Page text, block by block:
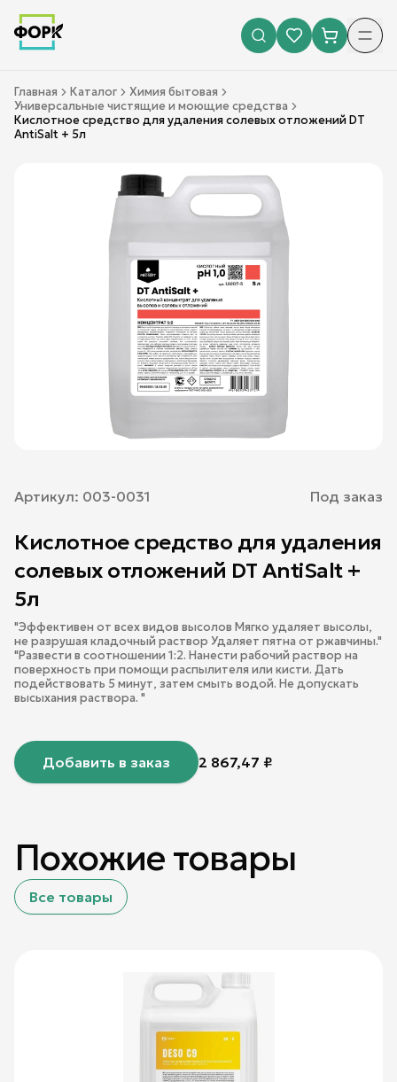
Главная Каталог
Химия бытовая
Универсальные чистящие и моющие средства
Кислотное средство для удаления солевых отложений DT
AntiSalt + 5л
Артикул: 003-0031 Под заказ
Кислотное средство для удаления
солевых отложений DT AntiSalt +
5л
"Эффективен от всех видов высолов Мягко удаляет высолы,
не разрушая кладочный раствор Удаляет пятна от ржавчины."
"Развести в соотношении 1:2. Нанести рабочий раствор на
поверхность при помощи распылителя или кисти. Дать
подействовать 5 минут, затем смыть водой. Не допускать
высыхания раствора. "
Добавить в заказ 2 867,47 ₽
Похожие товары
Все товары